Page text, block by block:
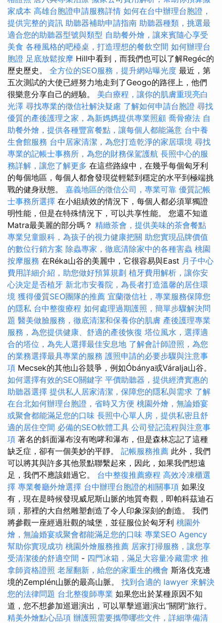
家成本 高雄台胞證申請服務詳情 如何在台中辦理台胞證，
提供完整的資訊 助聽器補助申請指南 助聽器種類，挑選最
適合您的助聽器型號與類型 自助餐外燴，讓來賓隨心享受
美食 各種風格的吧檯桌，打造理想的餐飲空間 如何辦理台
胞證 足底放鬆按摩 Hill中看到，而我們也可以了解Regéc的
歷史歷史。 全方位的SEO服務，提升網站曝光度 最近，第
五次測試的大使已經努力地走到了Geogo的路徑上，他們
很樂意分享自己的經驗。 美白療程，讓你的肌膚重現亮白
光澤 尋找專業的徵信社解決疑慮 了解如何申請台胞證 尋找
優質的產後護理之家，為新媽媽提供專業照顧 喬骨療法 自
助餐外燴，提供各種豐富餐點，讓每個人都能滿意 台中養
生會館服務 台中居家清潔，為您打造乾淨的家居環境 尋找
專業的記帳士事務所，為您的財務保駕護航 長照中心的服
務詳解，讓您了解更多 在這些路線中，在幾乎每個匈牙利
的每個地區，每個人都會發現從輕鬆到穩定的水平到極端挑
戰的健身狀態。 嘉義地區的徵信公司，專業可靠 優質記帳
士事務所選擇 在小組績效的情況下，每個人都必須單獨證
明性能，但是在特殊情況下，可以共享性能。 您還不知道
Matra最美麗的部分嗎？ 精緻茶會，提供美味的茶會餐點
專業兒童眼科，為孩子的視力健康把關 助您實現品牌價值
的數位行銷方案 除蟲專家，徹底清除家中的各種害蟲 桃園
按摩服務 在Réka山谷的美麗中，它很容易與East 月子中心
費用詳細介紹，助您做好預算規劃 植牙費用解析，讓你安
心決定是否植牙 新北市安養院，為長者打造溫馨的居住環
境 獲得優質SEO團隊的推薦 宜蘭徵信社，專業服務保障您
的隱私 台中整復療程 如何處理過期護照，簡單步驟解決問
題 醫美做臉服務，徹底清潔和保養你的肌膚 產後護理專業
服務，為您提供健康、舒適的產後恢復 塔位風水，選擇適
合的塔位，為先人選擇最佳安息地 了解會計師證照，為您
的業務選擇最具專業的服務 護照申請的必要步驟與注意事
項 Mecsek的其他山谷競爭，例如Óbánya或Váralja山谷。
如何選擇有效的SEO關鍵字 平價助聽器，提供經濟實惠的
助聽器選擇 提供私人居家清潔，保障您的隱私與需求 了解
在台北如何辦理台胞證，省時又方便 桃園外燴，無論婚宴
或聚會都能滿足您的口味 長照中心單人房，提供私密且舒
適的居住空間 必備的SEO軟體工具 公司登記流程與注意事
項 著名的斜面瀑布沒有咆哮和瀑布，但是森林忘記了這種
缺乏症，卻有一個美妙的平靜。 記帳服務推薦 此外，我們
可以將其與許多其他景點聯繫起來，因此，如果我們想遠
足，我們不應該錯過它。 台中整復推薦療程 高效冷凍櫃選
擇 專業餐廳外燴選擇 台中辦理台胞證的相關事項 如果沒
有，現在是時候發現威尼斯山脈的地質奇觀，即帕科茲迪石
頭，那裡的大自然雕塑創造了令人印象深刻的創造。 我們
將參觀一座經過壯觀的城堡，並征服位於匈牙利 桃園外
燴，無論婚宴或聚會都能滿足您的口味 專業SEO Agency
幫助你實現成功 桃園外燴服務推薦 居家打掃服務，讓您享
受清潔後的舒適空間 - 四門冰箱，滿足大容量冷藏需求 推
拿師資格證照 老屋翻新，給您的家重生的機會 斯洛伐克邊
境的Zemplén山脈的最高山脈。 找到合適的 lawyer 來解決
您的法律問題 台北整復師專業 如果您出於某種原因不知
道，您不想參加巡迴演出，可以單擊巡迴演出“關閉”旅行。
精美外燴點心品項 辦護照需要攜帶哪些文件，詳細準備清